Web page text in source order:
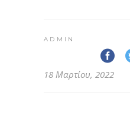
ADMIN
18 Μαρτίου, 2022